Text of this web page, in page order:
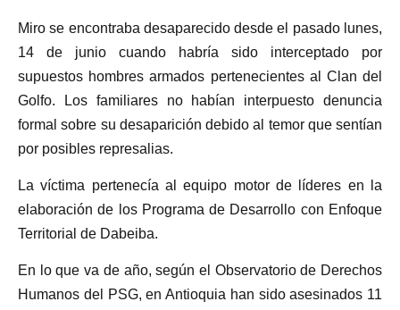
Miro se encontraba desaparecido desde el pasado lunes,
14 de junio cuando habría sido interceptado por
supuestos hombres armados pertenecientes al Clan del
Golfo. Los familiares no habían interpuesto denuncia
formal sobre su desaparición debido al temor que sentían
por posibles represalias.
La víctima pertenecía al equipo motor de líderes en la
elaboración de los Programa de Desarrollo con Enfoque
Territorial de Dabeiba.
En lo que va de año, según el Observatorio de Derechos
Humanos del PSG, en Antioquia han sido asesinados 11